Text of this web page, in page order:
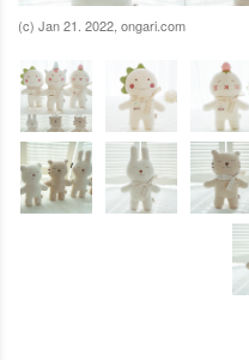
(c) Jan 21. 2022, ongari.com